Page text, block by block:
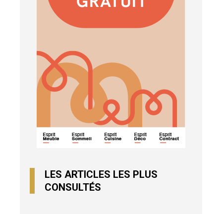
LES ARTICLES LES PLUS
CONSULTÉS